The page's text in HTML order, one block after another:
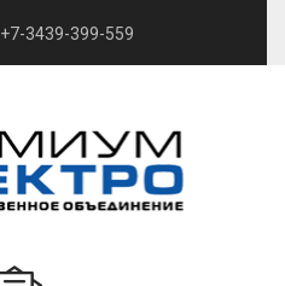
+7-3439-399-559